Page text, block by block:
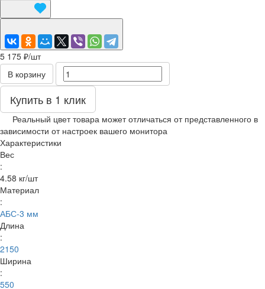
5 175 ₽/шт
В корзину
Купить в 1 клик
Реальный цвет товара может отличаться от представленного в
зависимости от настроек вашего монитора
Характеристики
Вес
:
4.58 кг/шт
Материал
:
АБС-3 мм
Длина
:
2150
Ширина
:
550